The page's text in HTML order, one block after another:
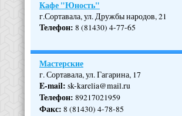
Кафе "Юность"
г.Сортавала, ул. Дружбы народов, 21
Телефон: 8 (81430) 4-77-65
Мастерские
г. Сортавала, ул. Гагарина, 17
E-mail: sk-karelia@mail.ru
Телефон: 89217021959
Факс: 8 (81430) 4-78-85